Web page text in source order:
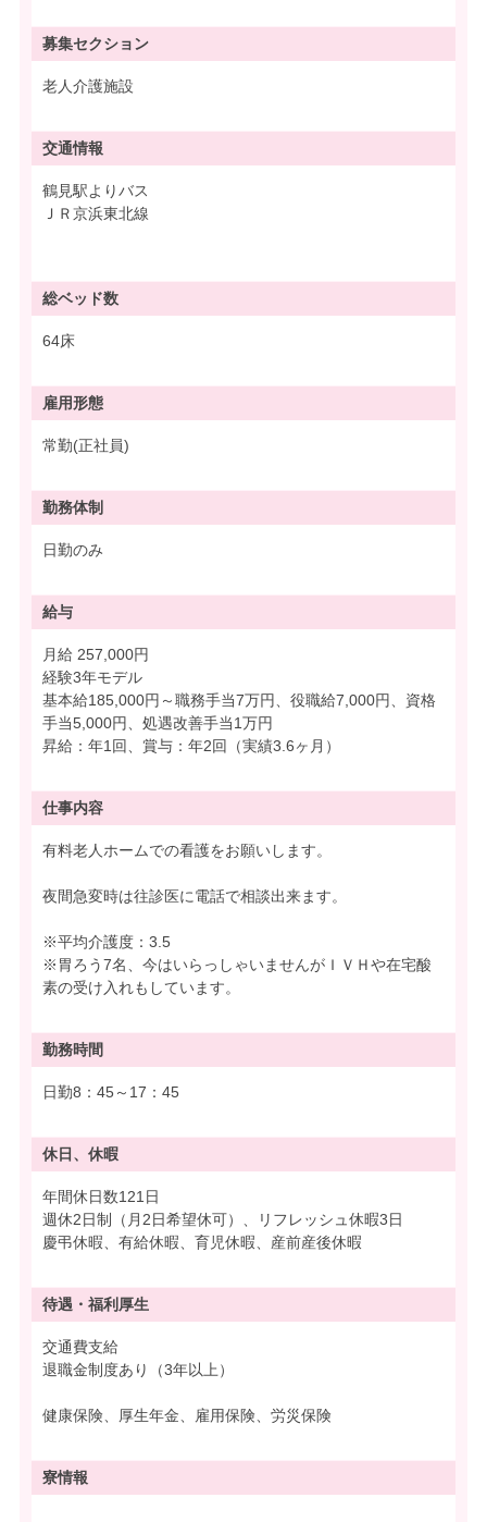
募集セクション
老人介護施設
交通情報
鶴見駅よりバス
ＪＲ京浜東北線
総ベッド数
64床
雇用形態
常勤(正社員)
勤務体制
日勤のみ
給与
月給 257,000円
経験3年モデル
基本給185,000円～職務手当7万円、役職給7,000円、資格
手当5,000円、処遇改善手当1万円
昇給：年1回、賞与：年2回（実績3.6ヶ月）
仕事内容
有料老人ホームでの看護をお願いします。
夜間急変時は往診医に電話で相談出来ます。
※平均介護度：3.5
※胃ろう7名、今はいらっしゃいませんがＩＶＨや在宅酸
素の受け入れもしています。
勤務時間
日勤8：45～17：45
休日、休暇
年間休日数121日
週休2日制（月2日希望休可）、リフレッシュ休暇3日
慶弔休暇、有給休暇、育児休暇、産前産後休暇
待遇・ 福利厚生
交通費支給
退職金制度あり（3年以上）
健康保険、厚生年金、雇用保険、労災保険
寮情報